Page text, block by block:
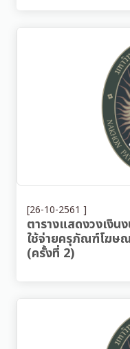
[26-10-2561 ]
ตารางแสดงวงเงิน
ใช้จ่ายครุภัณฑ์โฆษ
(ครั้งที่ 2)